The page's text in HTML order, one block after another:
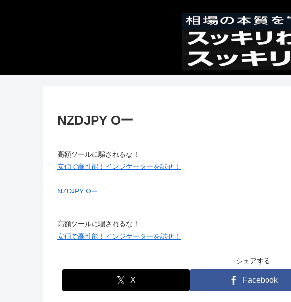
NZDJPY Oー
高額ツールに騙されるな！
安価で高性能！インジケーターを試せ！
NZDJPY Oー
高額ツールに騙されるな！
安価で高性能！インジケーターを試せ！
シェアする
X Facebook